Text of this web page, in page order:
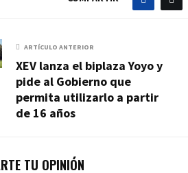
ARTÍCULO ANTERIOR
XEV lanza el biplaza Yoyo y
pide al Gobierno que
permita utilizarlo a partir
de 16 años
TU OPINIÓN